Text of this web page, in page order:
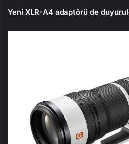
Yeni XLR-A4 adaptörü de